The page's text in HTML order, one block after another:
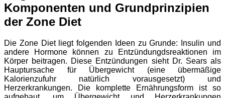
Komponenten und Grundprinzipien
der Zone Diet
Die Zone Diet liegt folgenden Ideen zu Grunde: Insulin und
andere Hormone können zu Entzündungdsreaktionen im
Körper beitragen. Diese Entzündungen sieht Dr. Sears als
Hauptursache für Übergewicht (eine übermäßige
Kalorienzufuhr natürlich vorausgesetzt) und
Herzerkrankungen. Die komplette Ernährungsform ist so